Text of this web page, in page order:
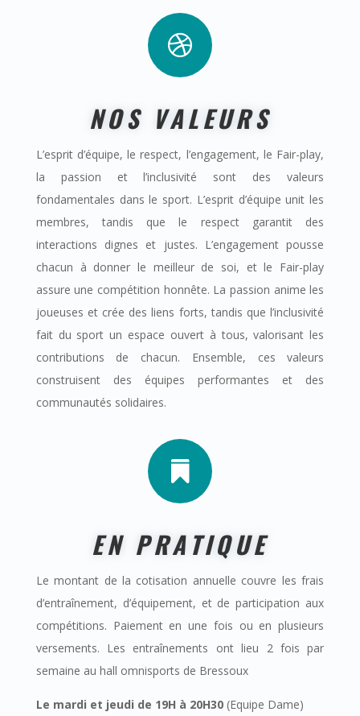

NOS VALEURS
L’esprit d’équipe, le respect, l’engagement, le Fair-play,
la passion et l’inclusivité sont des valeurs
fondamentales dans le sport. L’esprit d’équipe unit les
membres, tandis que le respect garantit des
interactions dignes et justes. L’engagement pousse
chacun à donner le meilleur de soi, et le Fair-play
assure une compétition honnête. La passion anime les
joueuses et crée des liens forts, tandis que l’inclusivité
fait du sport un espace ouvert à tous, valorisant les
contributions de chacun. Ensemble, ces valeurs
construisent des équipes performantes et des
communautés solidaires.

EN PRATIQUE
Le montant de la cotisation annuelle couvre les frais
d’entraînement, d’équipement, et de participation aux
compétitions. Paiement en une fois ou en plusieurs
versements. Les entraînements ont lieu 2 fois par
semaine au hall omnisports de Bressoux
Le mardi et jeudi de 19H à 20H30(Equipe Dame)